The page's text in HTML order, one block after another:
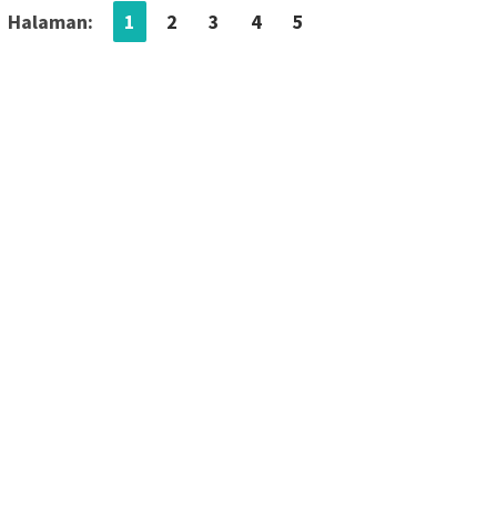
Halaman: 1 2 3 4 5